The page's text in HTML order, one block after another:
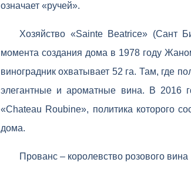
означает «ручей».
Хозяйство «Sainte Beatrice» (Сант
момента создания дома в 1978 году
виноградник охватывает 52 га. Там, где
элегантные и ароматные вина. В 2016
«Chateau Roubine», политика которого
дома.
Прованс – королевство розового вина